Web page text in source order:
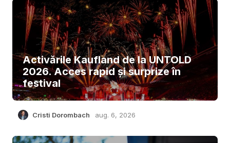
Activările Kaufland de la UNTOLD
2026. Acces rapid și surprize în
festival
Cristi Dorombach aug. 6, 2026